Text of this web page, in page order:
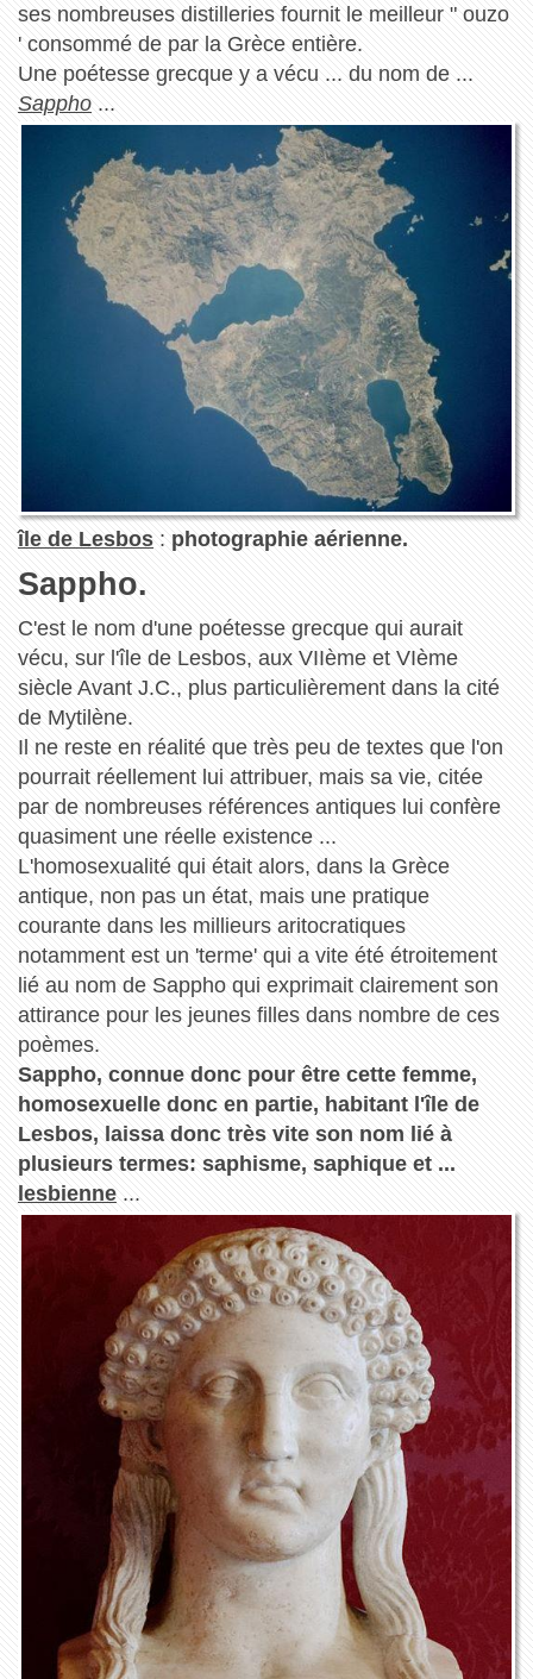
ses nombreuses distilleries fournit le meilleur " ouzo
' consommé de par la Grèce entière.
Une poétesse grecque y a vécu ... du nom de ...
Sappho...
île de Lesbos: photographie aérienne.
Sappho.
C'est le nom d'une poétesse grecque qui aurait
vécu, sur l'île de Lesbos, aux VIIème et VIème
siècle Avant J.C., plus particulièrement dans la cité
de Mytilène.
Il ne reste en réalité que très peu de textes que l'on
pourrait réellement lui attribuer, mais sa vie, citée
par de nombreuses références antiques lui confère
quasiment une réelle existence ...
L'homosexualité qui était alors, dans la Grèce
antique, non pas un état, mais une pratique
courante dans les millieurs aritocratiques
notamment est un 'terme' qui a vite été étroitement
lié au nom de Sappho qui exprimait clairement son
attirance pour les jeunes filles dans nombre de ces
poèmes.
Sappho, connue donc pour être cette femme,
homosexuelle donc en partie, habitant l'île de
Lesbos, laissa donc très vite son nom lié à
plusieurs termes: saphisme, saphique et ...
lesbienne...